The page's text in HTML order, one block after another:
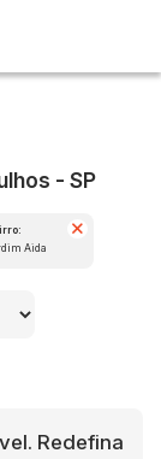
- SP
Aida
Redefina